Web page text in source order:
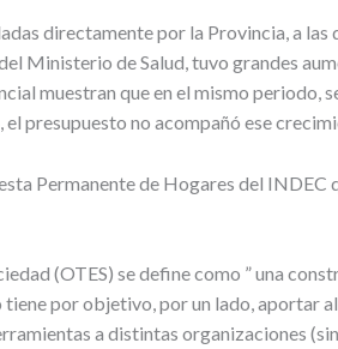
directamente por la Provincia, a
Ministerio de Salud, tuvo grandes
muestran que en el mismo periodo,
presupuesto no acompañó ese
Permanente de Hogares del
(OTES) se define como ” una
tiene por objetivo, por un lado,
a distintas organizaciones